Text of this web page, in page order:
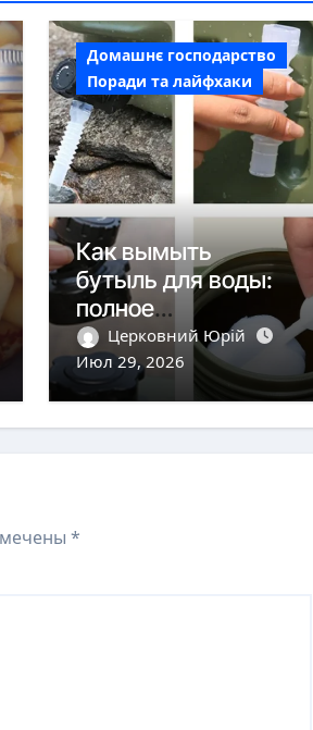
Домашнє господарство
Поради та лайфхаки
Как вымыть
бутыль для воды:
полное
руководство с
проверенными
методами
Церковний Юрій
Июл 29, 2026
*